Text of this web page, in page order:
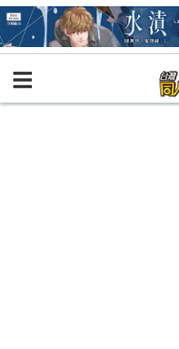
BOOKY書集倉庫